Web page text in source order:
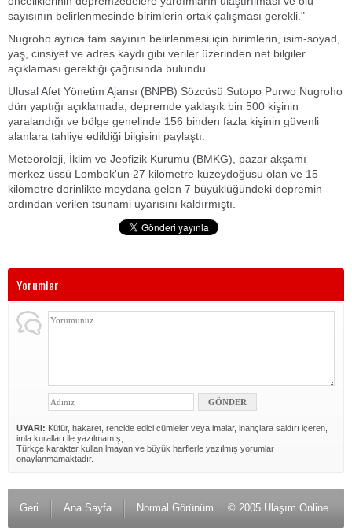
sayısının belirlenmesinde birimlerin ortak çalışması gerekli."
Nugroho ayrıca tam sayının belirlenmesi için birimlerin, isim-soyad,
yaş, cinsiyet ve adres kaydı gibi veriler üzerinden net bilgiler
açıklaması gerektiği çağrısında bulundu.
Ulusal Afet Yönetim Ajansı (BNPB) Sözcüsü Sutopo Purwo Nugroho
dün yaptığı açıklamada, depremde yaklaşık bin 500 kişinin
yaralandığı ve bölge genelinde 156 binden fazla kişinin güvenli
alanlara tahliye edildiği bilgisini paylaştı.
Meteoroloji, İklim ve Jeofizik Kurumu (BMKG), pazar akşamı
merkez üssü Lombok'un 27 kilometre kuzeydoğusu olan ve 15
kilometre derinlikte meydana gelen 7 büyüklüğündeki depremin
ardından verilen tsunami uyarısını kaldırmıştı.
Yorumlar
UYARI: Küfür, hakaret, rencide edici cümleler veya imalar, inançlara saldırı içeren,
imla kuralları ile yazılmamış,
Türkçe karakter kullanılmayan ve büyük harflerle yazılmış yorumlar
onaylanmamaktadır.
Geri Ana Sayfa Normal Görünüm © 2005 Ulaşım Online